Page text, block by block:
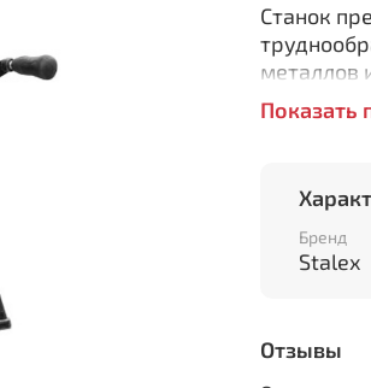
Станок
металлов
ЖК
Показать
Бренд
Stalex
Отзывы